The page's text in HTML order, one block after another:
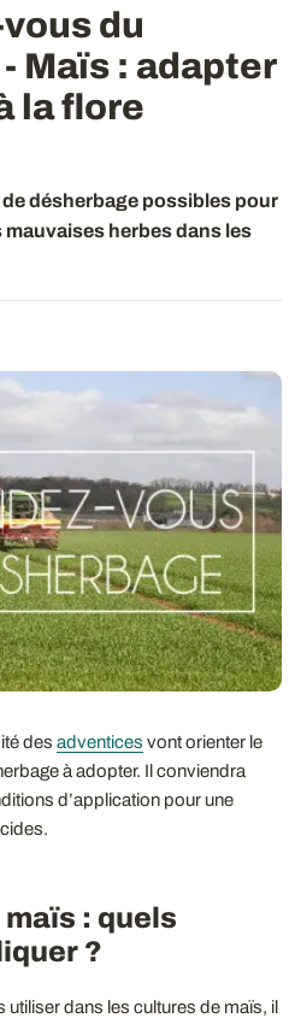
du
Maïs : adapter
la flore
désherbage possibles pour
herbes dans les
des adventices vont orienter le
à adopter. Il conviendra
d’application pour une
: quels
?
dans les cultures de maïs, il